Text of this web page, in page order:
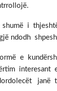
shumë i
ndodh
e
interesant
janë